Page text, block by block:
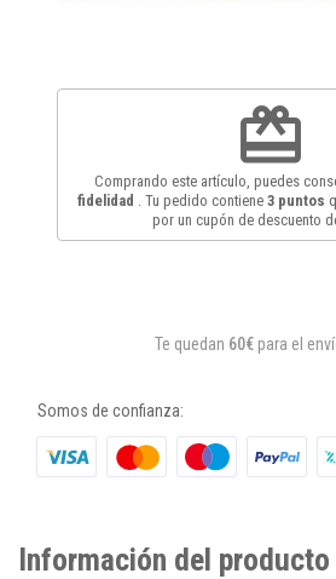
redeem
Comprando este artículo, puedes
fidelidad
. Tu pedido contiene 3 puntos
por un cupón de descuento
Te quedan 60€ para el
Somos de confianza:
Información del producto